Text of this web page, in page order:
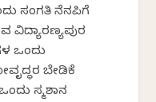
ಸಂಗತಿ ನೆನಪಿಗೆ
ವಿದ್ಯಾರಣ್ಯಪುರ
ಒಂದು
ಬೇಡಿಕೆ
ಸ್ಮಶಾನ